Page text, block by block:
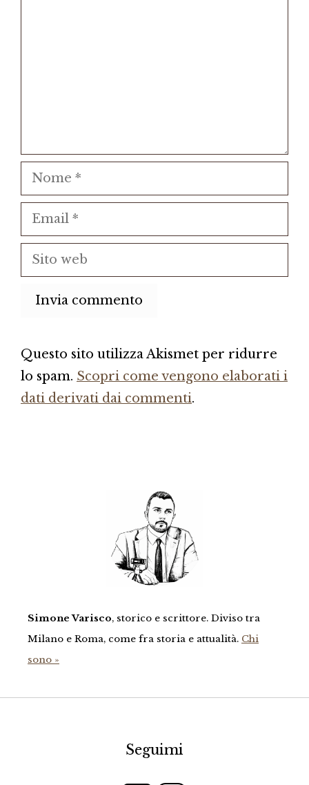
Nome
Email
Sito
web
Questo sito utilizza Akismet per ridurre
lo spam. Scopri come vengono elaborati i
dati derivati dai commenti.
Simone Varisco, storico e scrittore. Diviso tra
Milano e Roma, come fra storia e attualità. Chi
sono »
Seguimi